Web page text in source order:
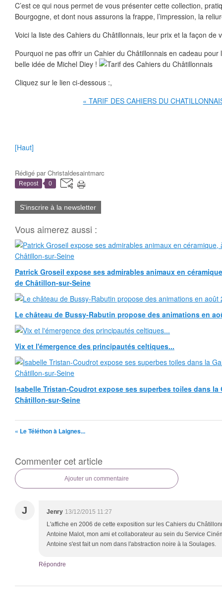
C’est ce qui nous permet de vous présenter cette collection,
Bourgogne, et dont nous assurons la frappe, l’impression, la
Voici la liste des Cahiers du Châtillonnais, leur prix et la façon de
Pourquoi ne pas offrir un Cahier du Châtillonnais en cadeau
belle idée de Michel Diey !
Cliquez sur le lien ci-dessous :,
« TARIF DES CAHIERS DU
[Haut]
Rédigé parChristaldesaintmarc
Repost 0
S'inscrire à la newsletter
Vous aimerez aussi :
Patrick Groseil expose ses admirables animaux en
de Châtillon-sur-Seine
Le château de Bussy-Rabutin propose des animations en
Vix et l'émergence des principautés celtiques...
Isabelle Tristan-Coudrot expose ses superbes toiles dans la
Châtillon-sur-Seine
« Le Téléthon à Laignes...
Commenter cet article
Ajouter un commentaire
J Jenry 13/12/2015 11:27
L'affiche en 2006 de cette exposition sur les Cahiers du
Antoine Malot, mon ami et collaborateur au sein du Service
Antoine s'est fait un nom dans l'abstraction noire à la Soulages.
Répondre